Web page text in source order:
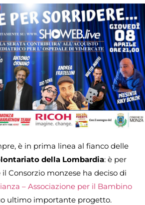
è in prima linea al fianco delle
della Lombardia: è per
Consorzio monzese ha deciso di
– Associazione per il Bambino
ultimo importante progetto.